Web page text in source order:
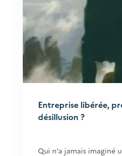
Entreprise libérée,
désillusion ?
Qui n’a jamais imaginé